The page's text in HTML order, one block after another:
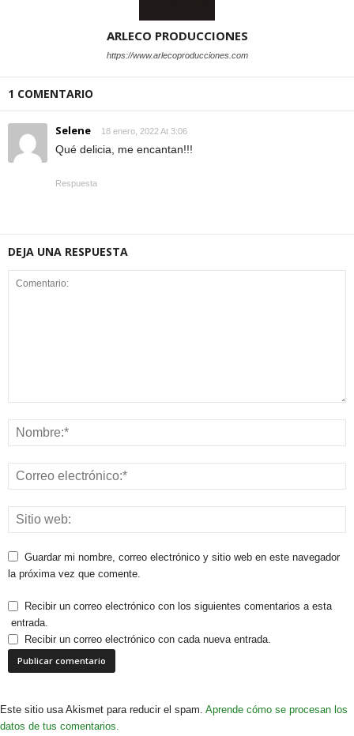
ARLECO PRODUCCIONES
https://www.arlecoproducciones.com
1 COMENTARIO
Selene 18 enero, 2022 At 3:06
Qué delicia, me encantan!!!
Respuesta
DEJA UNA RESPUESTA
Guardar mi nombre, correo electrónico y sitio web en este navegador
la próxima vez que comente.
Recibir un correo electrónico con los siguientes comentarios a esta
entrada.
Recibir un correo electrónico con cada nueva entrada.
Este sitio usa Akismet para reducir el spam. Aprende cómo se procesan los
datos de tus comentarios.